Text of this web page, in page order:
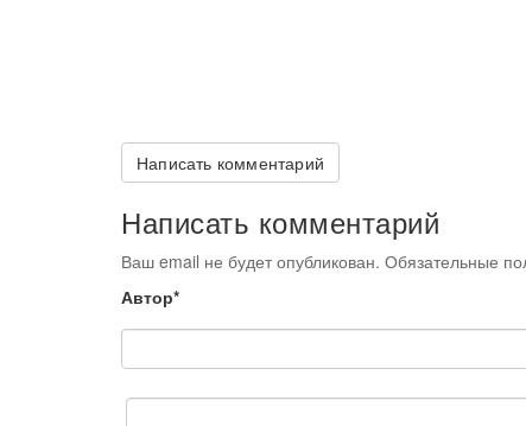
Написать комментарий
Написать комментарий
Ваш email не будет опубликован. Обязательные
Автор*